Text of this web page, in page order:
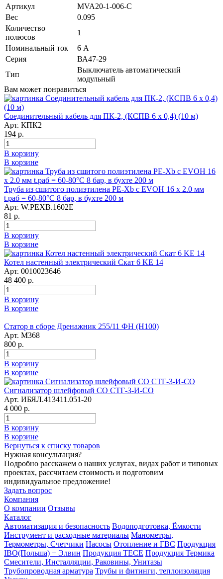
Артикул
MVA20-1-006-C
Вес
0.095
Количество
полюсов
1
Номинальный ток
6 А
Серия
ВА47-29
Тип
Выключатель автоматический
модульный
Вам может понравиться
Соединительный кабель для ПК-2, (КСПВ 6 х 0,4) (10 м)
Арт. КПК2
194 р.
В корзину
В корзине
Труба из сшитого полиэтилена PE-Xb с EVOH 16 x 2.0 мм
t.раб = 60-80°C 8 бар, в бухте 200 м
Арт. W.PEXB.1602E
81 р.
В корзину
В корзине
Котел настенный электрический Скат 6 KE 14
Арт. 0010023646
48 400 р.
В корзину
В корзине
Статор в сборе Дренажник 255/11 ФН (Н100)
Арт. М368
800 р.
В корзину
В корзине
Сигнализатор шлейфовый СО СТГ-3-И-СО
Арт. ИБЯЛ.413411.051-20
4 000 р.
В корзину
В корзине
Вернуться к списку товаров
Нужная консультация?
Подробно расскажем о наших услугах, видах работ и типовых
проектах, рассчитаем стоимость и подготовим
индивидуальное предложение!
Задать вопрос
Компания
О компании Отзывы
Каталог
Автоматизация и безопасность Водоподготовка, Ёмкости
Инструмент и расходные материалы Манометры,
Термометры, Счетчики Насосы Отопление и ГВС Продукция
IBO(Польша) + Элвин Продукция TECE Продукция Термика
Смесители, Инсталляции, Раковины, Унитазы
Трубопроводная арматура Трубы и фитинги, теплоизоляция